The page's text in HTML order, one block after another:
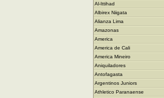
Al-Ittihad
Albirex Niigata
Alianza Lima
Amazonas
America
America de Cali
America Mineiro
Aniquiladores
Antofagasta
Argentinos Juniors
Athletico Paranaense